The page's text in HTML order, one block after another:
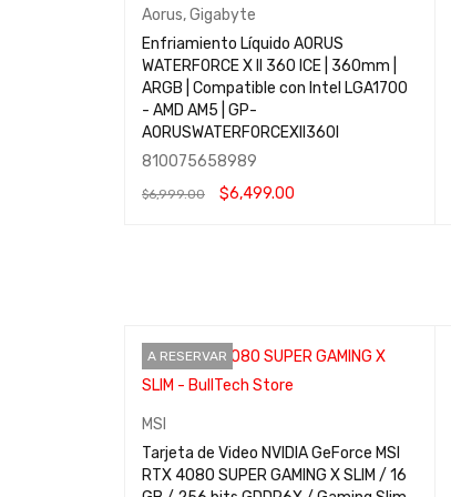
Aorus,Gigabyte
Enfriamiento Líquido AORUS
WATERFORCE X II 360 ICE | 360mm |
ARGB | Compatible con Intel LGA1700
- AMD AM5 | GP-
AORUSWATERFORCEXII360I
810075658989
$6,999.00 $6,499.00
A RESERVAR
MSI
Tarjeta de Video NVIDIA GeForce MSI
RTX 4080 SUPER GAMING X SLIM / 16